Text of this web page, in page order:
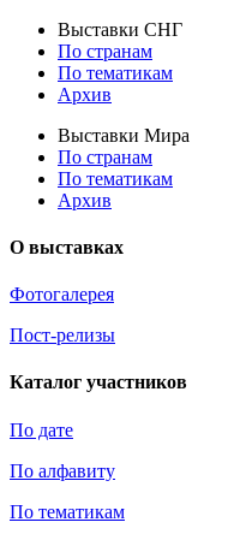
Выставки СНГ
По странам
По тематикам
Архив
Выставки Мира
По странам
По тематикам
Архив
О выставках
Фотогалерея
Пост-релизы
Каталог участников
По дате
По алфавиту
По тематикам